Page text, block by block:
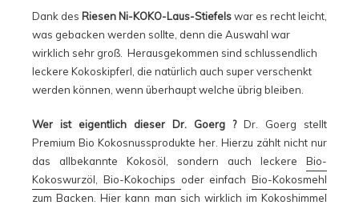
Dank des Riesen Ni-KOKO-Laus-Stiefelswar es recht leicht,
was gebacken werden sollte, denn die Auswahl war
wirklich sehr groß. Herausgekommen sind schlussendlich
leckere Kokoskipferl, die natürlich auch super verschenkt
werden können, wenn überhaupt welche übrig bleiben.
Wer ist eigentlich dieser Dr. Goerg ? Dr. Goerg stellt
Premium Bio Kokosnussprodukte her. Hierzu zählt nicht nur
das allbekannte Kokosöl, sondern auch leckere Bio-
Kokoswurzöl, Bio-Kokochips oder einfach Bio-Kokosmehl
zum Backen. Hier kann man sich wirklich im Kokoshimmel